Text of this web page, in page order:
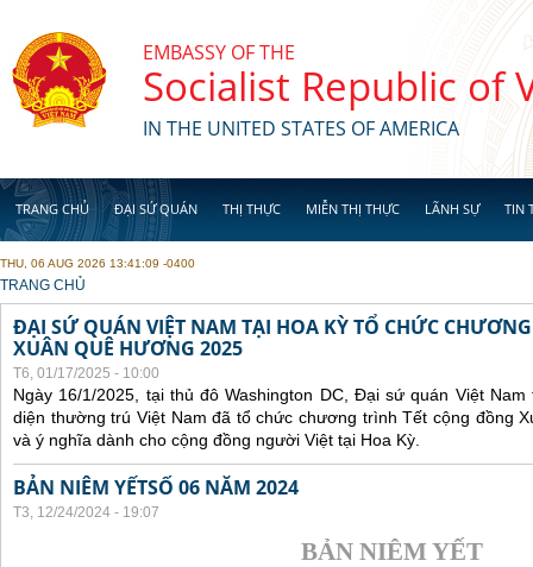
EMBASSY OF THE
Socialist Republic of
IN THE UNITED STATES OF AMERICA
TRANG CHỦ ĐẠI SỨ QUÁN THỊ THỰC MIỄN THỊ THỰC LÃNH SỰ TIN
THU, 06 AUG 2026 13:41:09 -0400
YOU ARE HERE
TRANG CHỦ
ĐẠI SỨ QUÁN VIỆT NAM TẠI HOA KỲ TỔ CHỨC
XUÂN QUÊ HƯƠNG 2025
T6, 01/17/2025 - 10:00
Ngày 16/1/2025, tại thủ đô Washington DC, Đại sứ quán Việt
diện thường trú Việt Nam đã tổ chức chương trình Tết cộng đồng
và ý nghĩa dành cho cộng đồng người Việt tại Hoa Kỳ.
BẢN NIÊM YẾTSỐ 06 NĂM 2024
T3, 12/24/2024 - 19:07
BẢN NIÊM YẾT